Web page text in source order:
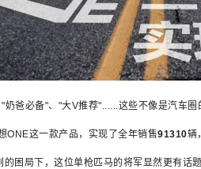
必备"、"大V推荐"......这些不像是汽车圈
这一款产品，实现了全年销售91310辆
局下，这位单枪匹马的将军显然更有话